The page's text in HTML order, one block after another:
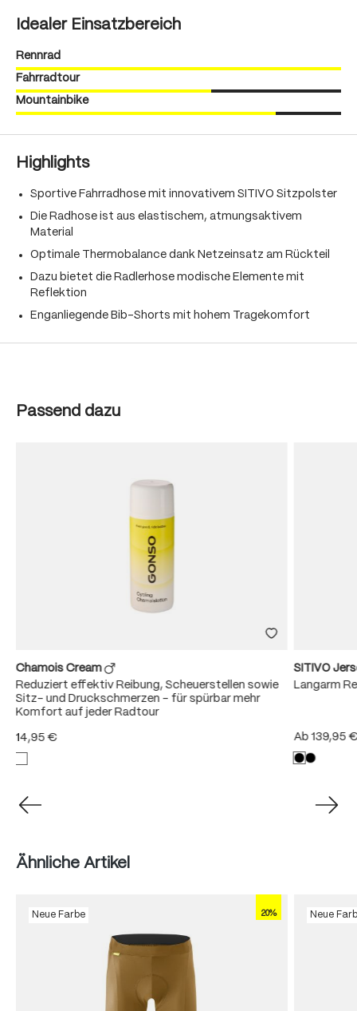
Idealer Einsatzbereich
Rennrad
Fahrradtour
Mountainbike
Highlights
Sportive Fahrradhose mit innovativem SITIVO Sitzpolster
Die Radhose ist aus elastischem, atmungsaktivem
Material
Optimale Thermobalance dank Netzeinsatz am Rückteil
Dazu bietet die Radlerhose modische Elemente mit
Reflektion
Enganliegende Bib-Shorts mit hohem Tragekomfort
Produktgalerie überspringen
Passend dazu
Chamois Cream
Reduziert effektiv Reibung, Scheuerstellen sowie
Sitz- und Druckschmerzen – für spürbar mehr
Komfort auf jeder Radtour
14,95 €
SITIVO
Langarm
Ab139,95
Produktgalerie überspringen
Ähnliche Artikel
20%
Neue Farbe Neue